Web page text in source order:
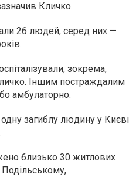
Кличко.
26 людей, серед них —
зокрема,
Іншим постраждалим
амбулаторно.
загиблу людину у Києві
близько 30 житлових